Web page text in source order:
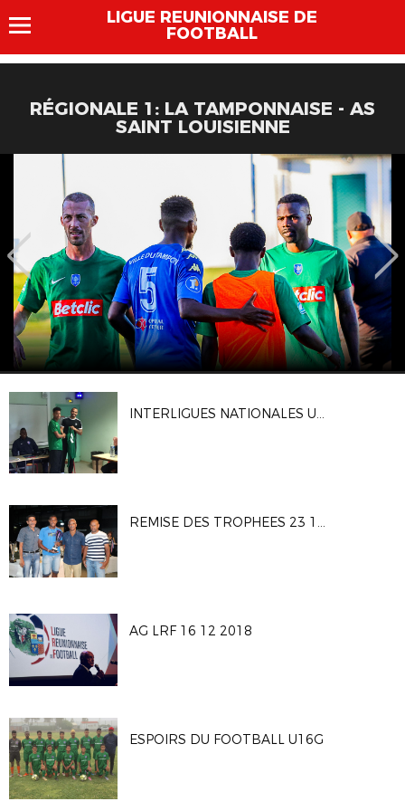
LIGUE REUNIONNAISE DE
FOOTBALL
RÉGIONALE 1: LA TAMPONNAISE - AS
SAINT LOUISIENNE
INTERLIGUES NATIONALES U16G 2019
REMISE DES TROPHEES 23 12 2018
AG LRF 16 12 2018
ESPOIRS DU FOOTBALL U16G